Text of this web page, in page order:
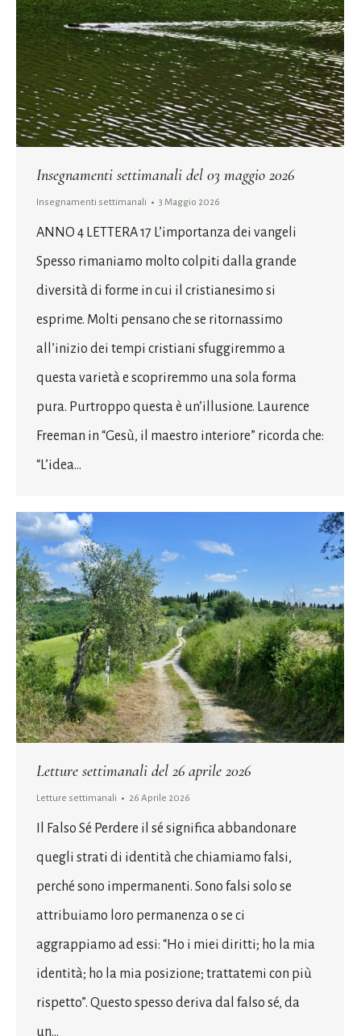
Insegnamenti settimanali del 03 maggio 2026
Insegnamenti settimanali 3 Maggio 2026
ANNO 4 LETTERA 17 L’importanza dei vangeli
Spesso rimaniamo molto colpiti dalla grande
diversità di forme in cui il cristianesimo si
esprime. Molti pensano che se ritornassimo
all’inizio dei tempi cristiani sfuggiremmo a
questa varietà e scopriremmo una sola forma
pura. Purtroppo questa è un’illusione. Laurence
Freeman in “Gesù, il maestro interiore” ricorda che:
“L’idea…
Letture settimanali del 26 aprile 2026
Letture settimanali 26 Aprile 2026
Il Falso Sé Perdere il sé significa abbandonare
quegli strati di identità che chiamiamo falsi,
perché sono impermanenti. Sono falsi solo se
attribuiamo loro permanenza o se ci
aggrappiamo ad essi: “Ho i miei diritti; ho la mia
identità; ho la mia posizione; trattatemi con più
rispetto”. Questo spesso deriva dal falso sé, da
un…